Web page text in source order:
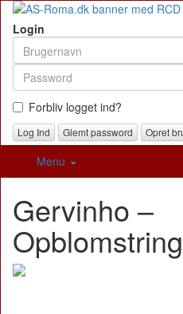
Login
Forbliv logget ind?
Glemt password Opret
Menu
Gervinho –